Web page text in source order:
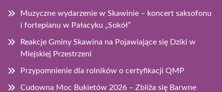
Muzyczne wydarzenie w Skawinie – koncert saksofonu
i fortepianu w Pałacyku „Sokół”
Reakcje Gminy Skawina na Pojawiające się Dziki w
Miejskiej Przestrzeni
Przypomnienie dla rolników o certyfikacji QMP
Cudowna Moc Bukietów 2026 – Zbliża się Barwne